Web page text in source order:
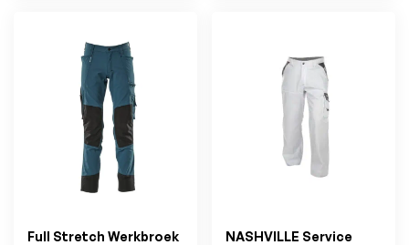
Full Stretch Werkbroek
NASHVILLE Service